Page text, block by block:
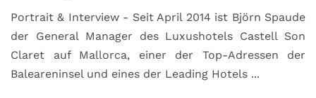
Portrait & Interview - Seit April 2014 ist Björn Spaude
der General Manager des Luxushotels Castell Son
Claret auf Mallorca, einer der Top-Adressen der
Baleareninsel und eines der Leading Hotels ...